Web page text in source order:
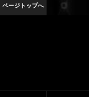
ページトップへ